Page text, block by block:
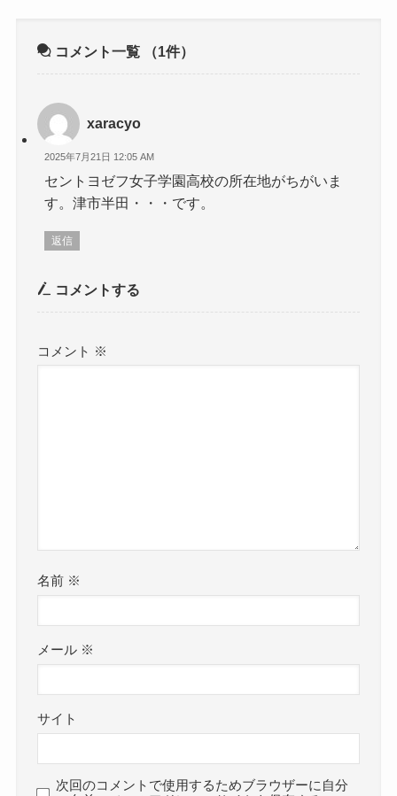
コメント一覧 （1件）
xaracyo
2025年7月21日 12:05 AM
セントヨゼフ女子学園高校の所在地がちがいま
す。津市半田・・・です。
返信
コメントする
コメント ※
名前 ※
メール ※
サイト
次回のコメントで使用するためブラウザーに自分